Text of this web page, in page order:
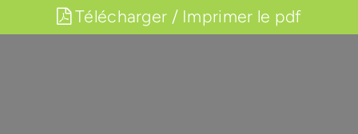
Télécharger / Imprimer le pdf